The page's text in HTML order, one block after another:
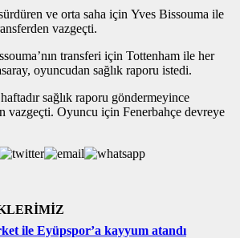
sürdüren ve orta saha için Yves Bissouma ile
vazgeçti.
transferi için Tottenham ile her
oyuncudan sağlık raporu istedi.
sağlık raporu göndermeyince
vazgeçti. Oyuncu için Fenerbahçe devreye
ile Eyüpspor’a kayyum atandı